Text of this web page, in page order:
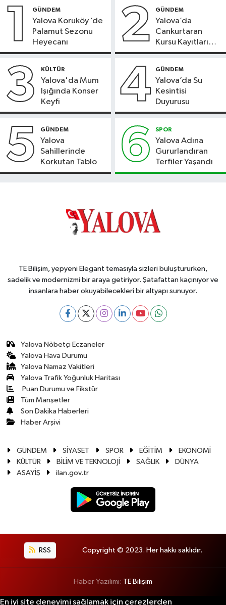
1 GÜNDEM
Yalova Koruköy ’de
Palamut Sezonu
Heyecanı
2 GÜNDEM
Yalova’da
Cankurtaran
Kursu Kayıtları
Başladı
3 KÜLTÜR
Yalova'da Mum
Işığında Konser
Keyfi
4 GÜNDEM
Yalova’da Su
Kesintisi
Duyurusu
5 GÜNDEM
Yalova
Sahillerinde
Korkutan Tablo
6 SPOR
Yalova Adına
Gururlandıran
Terfiler Yaşandı
TE Bilişim, yepyeni Elegant temasıyla sizleri buluştururken,
sadelik ve modernizmi bir araya getiriyor. Şatafattan kaçınıyor ve
insanlara haber okuyabilecekleri bir altyapı sunuyor.
Yalova Nöbetçi Eczaneler
Yalova Hava Durumu
Yalova Namaz Vakitleri
Yalova Trafik Yoğunluk Haritası
Puan Durumu ve Fikstür
Tüm Manşetler
Son Dakika Haberleri
Haber Arşivi
GÜNDEM SİYASET SPOR EĞİTİM
EKONOMİ
KÜLTÜR
BİLİM VE TEKNOLOJİ SAĞLIK
DÜNYA
ASAYİŞ
ilan.gov.tr
RSS Copyright © 2023. Her hakkı saklıdır.
Haber Yazılımı: TE Bilişim
En iyi site deneyimi sağlamak için çerezlerden